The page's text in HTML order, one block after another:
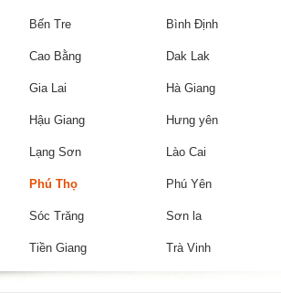
Bến Tre Bình Định
Cao Bằng Dak Lak
Gia Lai Hà Giang
Hậu Giang Hưng yên
Lạng Sơn Lào Cai
Phú Thọ Phú Yên
Sóc Trăng Sơn la
Tiền Giang Trà Vinh